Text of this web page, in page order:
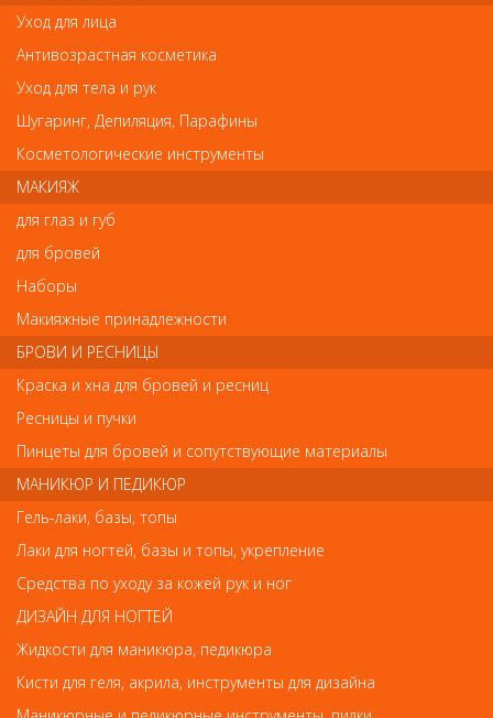
В закладки
Зажимы применяются для процедуры снятия гель-лакового
требуют использования фольги. Для многоразового
использования
Инструкция: 1.Смочите кусочек ватного диска жидкостью для
удаления гель-лака и накройте им ноготь. 2.Наденьте зажим на
палец. Держите в течение времени указанного на жидкости для
снятия гель-лака. 3.Снимите зажим и удалите гель-лак пушером.
Отзывы
Ваш отзыв станет первым
Напишите свой отзыв
Комментарий
Код
Уход для лица
Антивозрастная косметика
Уход для тела и рук
Шугаринг, Депиляция, Парафины
Косметологические инструменты
МАКИЯЖ
для глаз и губ
для бровей
Наборы
Макияжные принадлежности
БРОВИ И РЕСНИЦЫ
Краска и хна для бровей и ресниц
Ресницы и пучки
Пинцеты для бровей и сопутствующие материалы
МАНИКЮР И ПЕДИКЮР
Гель-лаки, базы, топы
Лаки для ногтей, базы и топы, укрепление
Средства по уходу за кожей рук и ног
ДИЗАЙН ДЛЯ НОГТЕЙ
Жидкости для маникюра, педикюра
Кисти для геля, акрила, инструменты для дизайна